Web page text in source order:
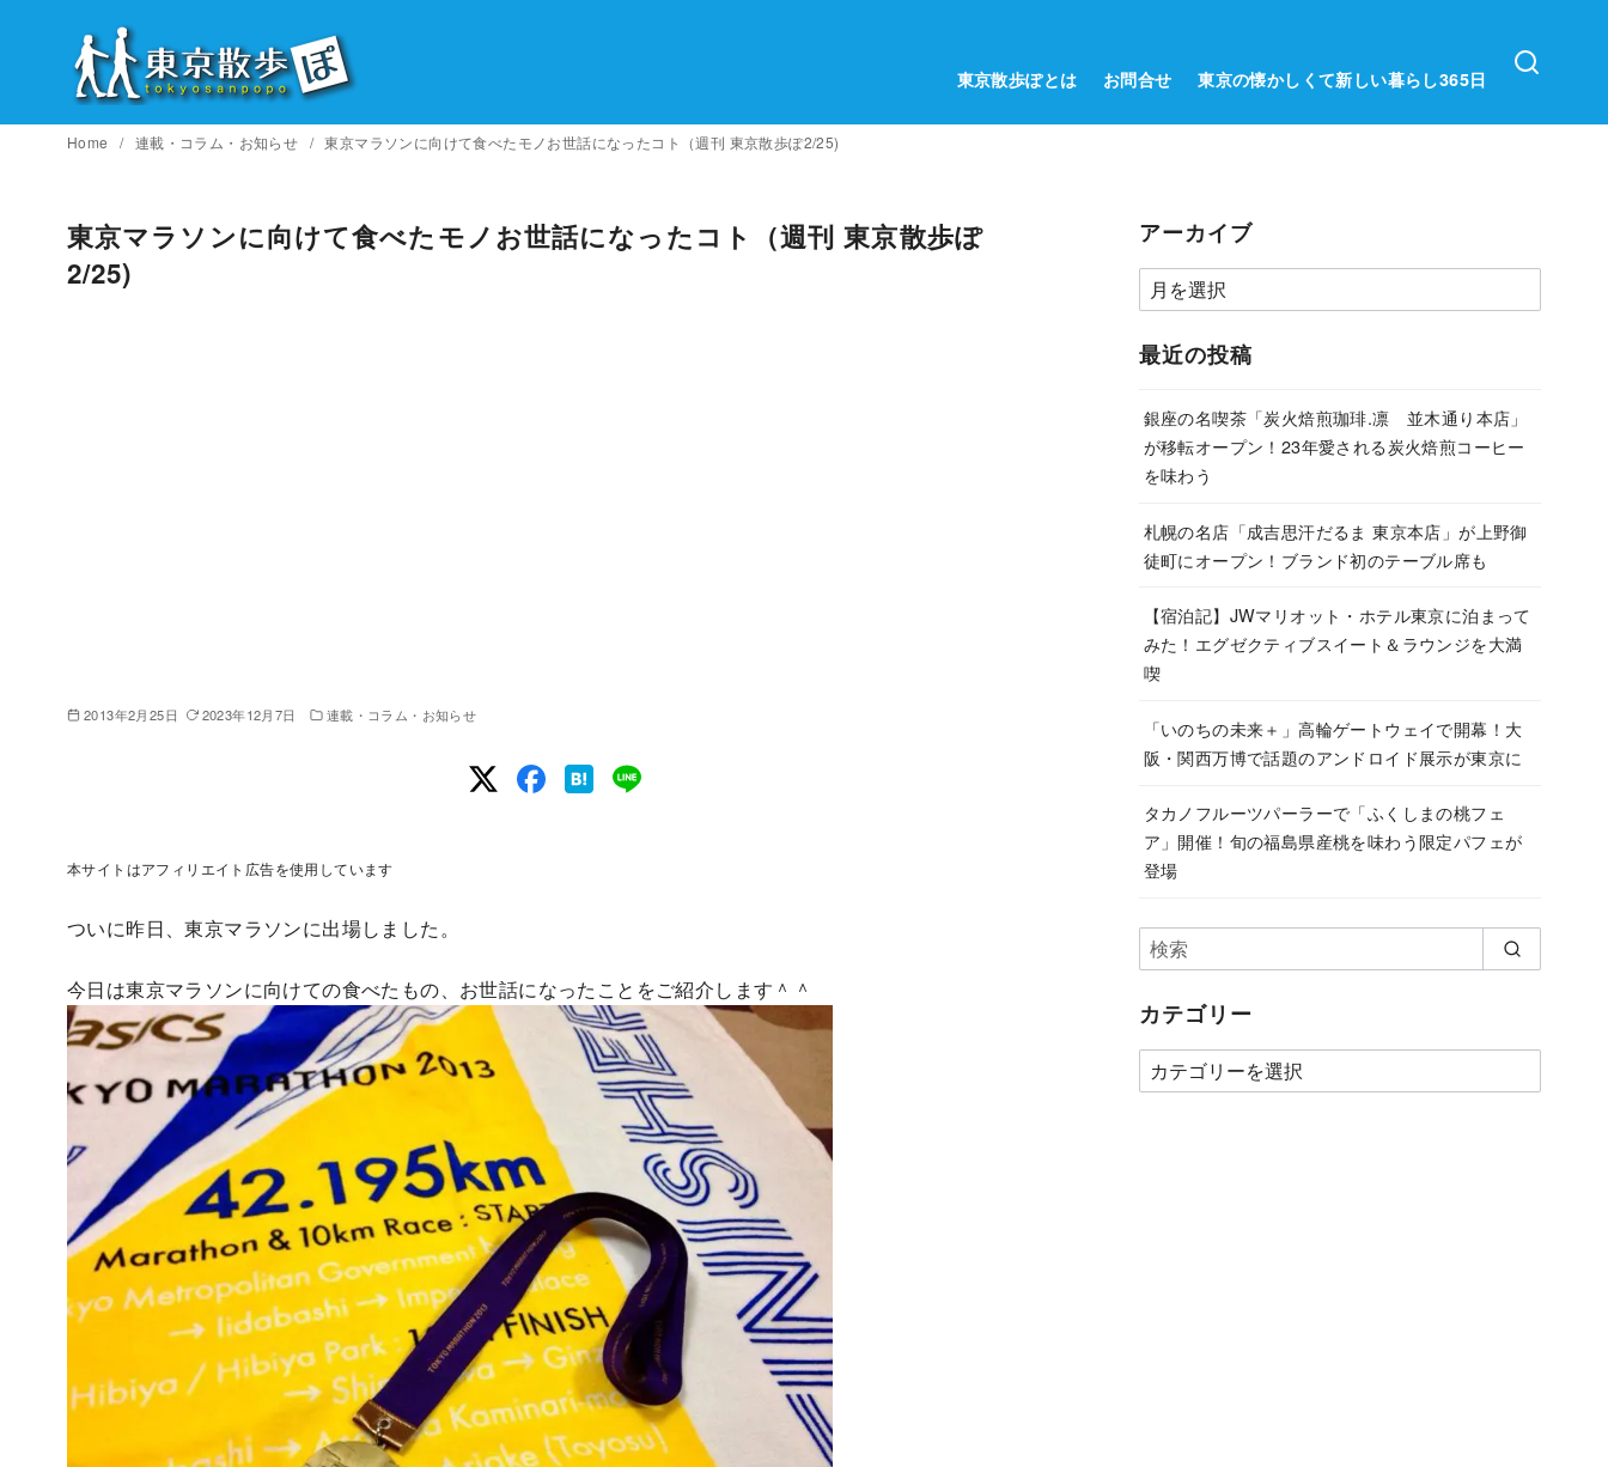
東京散歩ぽとは お問合せ 東京の懐かしくて新しい暮らし365日
Home 連載・コラム・お知らせ 東京マラソンに向けて食べたモノお世話になったコト（週刊 東京散歩ぽ2/25)
東京マラソンに向けて食べたモノお世話になったコト（週刊 東京散歩ぽ
2/25)
2013年2月25日 2023年12月7日 連載・コラム・お知らせ
本サイトはアフィリエイト広告を使用しています
ついに昨日、東京マラソンに出場しました。
今日は東京マラソンに向けての食べたもの、お世話になったことをご紹介します＾＾
アーカイブ
ア
ー
カ
ブ
最近の投稿
銀座の名喫茶「炭火焙煎珈琲.凛 並木通り本店」
が移転オープン！23年愛される炭火焙煎コーヒー
を味わう
札幌の名店「成吉思汗だるま 東京本店」が上野御
徒町にオープン！ブランド初のテーブル席も
【宿泊記】JWマリオット・ホテル東京に泊まって
みた！エグゼクティブスイート＆ラウンジを大満
喫
「いのちの未来＋」高輪ゲートウェイで開幕！大
阪・関西万博で話題のアンドロイド展示が東京に
タカノフルーツパーラーで「ふくしまの桃フェ
ア」開催！旬の福島県産桃を味わう限定パフェが
登場
カテゴリー
カ
テ